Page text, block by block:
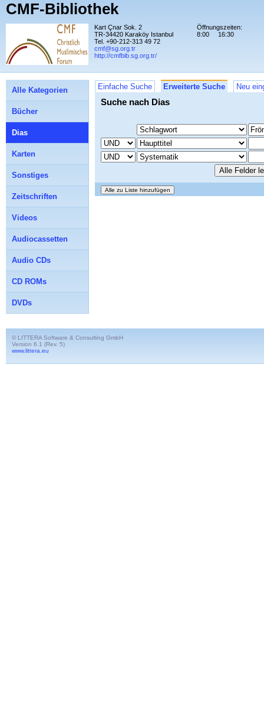
CMF-Bibliothek
Kart Çnar Sok. 2
TR-34420 Karaköy Istanbul
Tel. +90-212-313 49 72
cmf@sg.org.tr
http://cmfbib.sg.org.tr/
Öffnungszeiten:
8:00
16:30
Einfache Suche Erweiterte Suche Neu
Suche nach Dias
Alle Kategorien
Bücher
Dias
Karten
Sonstiges
Zeitschriften
Videos
Audiocassetten
Audio CDs
CD ROMs
DVDs
© LITTERA Software & Consulting GmbH
Version 6.1 (Rev. 5)
www.littera.eu